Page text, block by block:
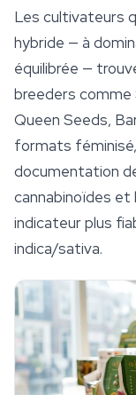
Les cultivateurs
hybride — à
équilibrée —
breeders comme
Queen Seeds,
formats
documentation
cannabinoïdes et
indicateur plus
indica/sativa.